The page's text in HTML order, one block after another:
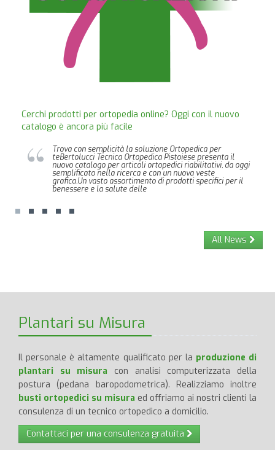
Cerchi prodotti per ortopedia online? Oggi con il nuovo
catalogo è ancora più facile
Trova con semplicità la soluzione Ortopedica per
teBertolucci Tecnica Ortopedica Pistoiese presenta il
nuovo catalogo per articoli ortopedici riabilitativi, da oggi
semplificato nella ricerca e con un nuova veste
grafica.Un vasto assortimento di prodotti specifici per il
benessere e la salute delle
All News
Plantari su Misura
Il personale è altamente qualificato per la produzione di
plantari su misura con analisi computerizzata della
postura (pedana baropodometrica). Realizziamo inoltre
busti ortopedici su misura ed offriamo ai nostri clienti la
consulenza di un tecnico ortopedico a domicilio.
Contattaci per una consulenza gratuita